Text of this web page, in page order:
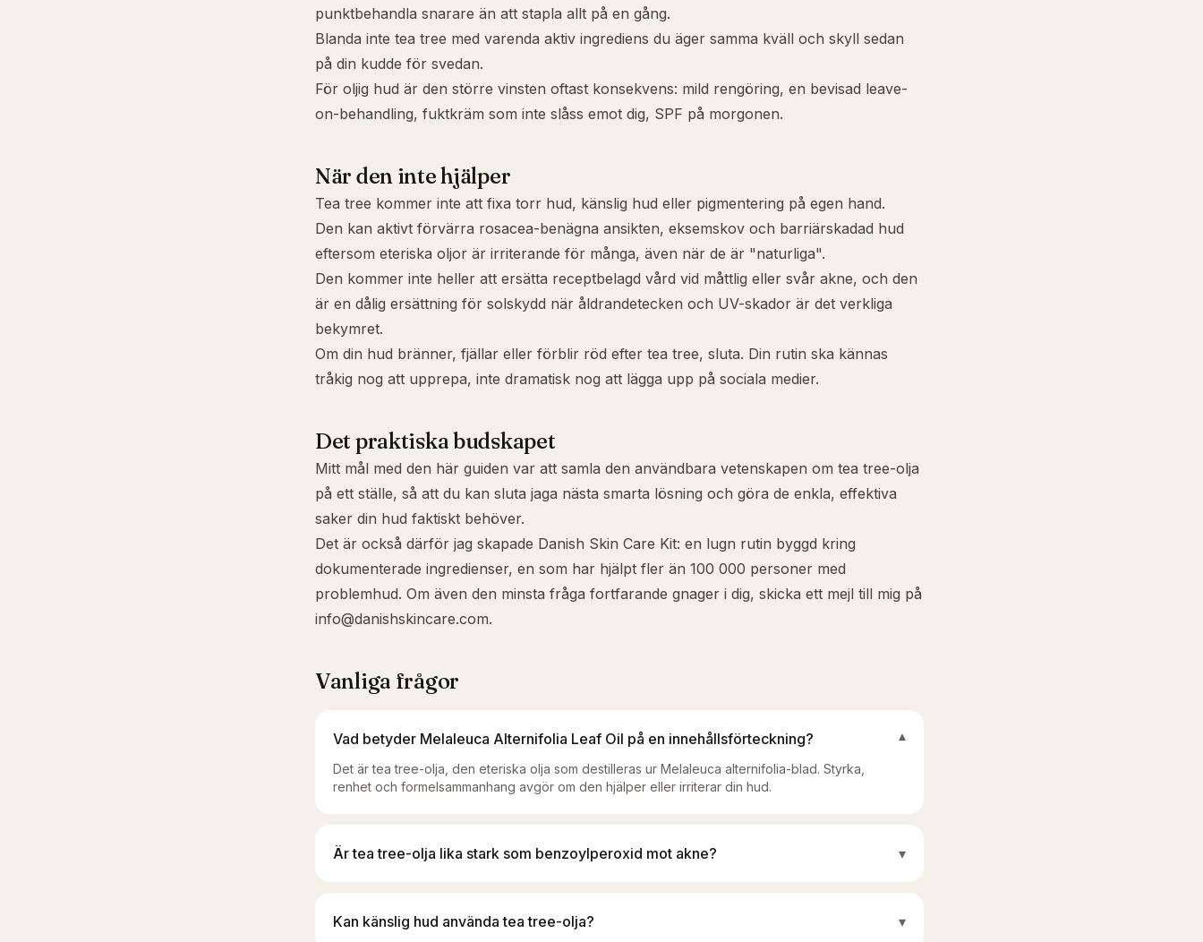
punktbehandla snarare än att stapla allt på en gång.
Blanda inte tea tree med varenda aktiv ingrediens du äger samma kväll och skyll sedan
på din kudde för svedan.
För oljig hud är den större vinsten oftast konsekvens: mild rengöring, en bevisad leave-
on-behandling, fuktkräm som inte slåss emot dig, SPF på morgonen.
När den inte hjälper
Tea tree kommer inte att fixa torr hud, känslig hud eller pigmentering på egen hand.
Den kan aktivt förvärra rosacea-benägna ansikten, eksemskov och barriärskadad hud
eftersom eteriska oljor är irriterande för många, även när de är "naturliga".
Den kommer inte heller att ersätta receptbelagd vård vid måttlig eller svår akne, och den
är en dålig ersättning för solskydd när åldrandetecken och UV-skador är det verkliga
bekymret.
Om din hud bränner, fjällar eller förblir röd efter tea tree, sluta. Din rutin ska kännas
tråkig nog att upprepa, inte dramatisk nog att lägga upp på sociala medier.
Det praktiska budskapet
Mitt mål med den här guiden var att samla den användbara vetenskapen om tea tree-olja
på ett ställe, så att du kan sluta jaga nästa smarta lösning och göra de enkla, effektiva
saker din hud faktiskt behöver.
Det är också därför jag skapade Danish Skin Care Kit: en lugn rutin byggd kring
dokumenterade ingredienser, en som har hjälpt fler än 100 000 personer med
problemhud. Om även den minsta fråga fortfarande gnager i dig, skicka ett mejl till mig på
info@danishskincare.com.
Vanliga frågor
Vad betyder Melaleuca Alternifolia Leaf Oil på en innehållsförteckning? ▾
Det är tea tree-olja, den eteriska olja som destilleras ur Melaleuca alternifolia-blad. Styrka,
renhet och formelsammanhang avgör om den hjälper eller irriterar din hud.
Är tea tree-olja lika stark som benzoylperoxid mot akne? ▾
Kan känslig hud använda tea tree-olja? ▾